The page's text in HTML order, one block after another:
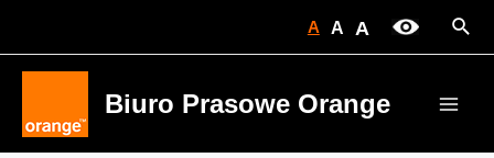
A A A
Biuro Prasowe Orange